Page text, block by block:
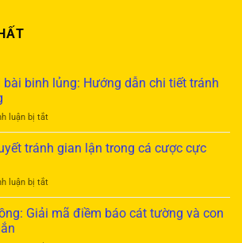
bài binh lủng: Hướng dẫn chi tiết tránh
luận bị tắtở
chơi
bài
lủng:
Hướng
dẫn
tránh gian lận trong cá cược cực
luận bị tắtở
Giải mã điềm báo cát tường và con